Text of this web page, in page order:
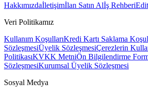
Hakkımızdaİletişimİlan Satın Alİş Rehberi
Veri Politikamız
Kullanım KoşullarıKredi Kartı Saklama
SözleşmesiÜyelik SözleşmesiÇerezlerin
PolitikasıKVKK MetniÖn Bilgilendirme
SözleşmesiKurumsal Üyelik Sözleşmesi
Sosyal Medya